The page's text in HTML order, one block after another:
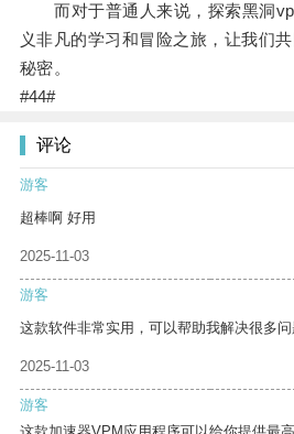
而对于普通人来说，探索黑洞vp
义非凡的学习和冒险之旅，让我们
秘密。
#44#
评论
游客
超棒啊 好用
2025-11-03
游客
这款软件非常实用，可以帮助我解决很多问
2025-11-03
游客